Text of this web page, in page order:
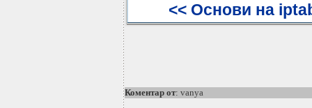
<< Основи на
Коментар от: vanya